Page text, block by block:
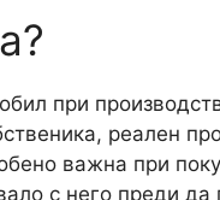
при
реален
важна при
с него преди